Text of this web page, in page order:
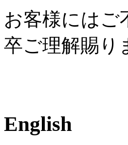
お客様にはご
卒ご理解賜り
English